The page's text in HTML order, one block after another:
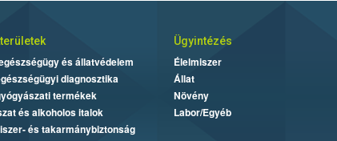
és állatvédelem
diagnosztika
termékek
és alkoholos italok
és takarmánybiztonság
Ügyintézés
Élelmiszer
Állat
Növény
Labor/Egyéb